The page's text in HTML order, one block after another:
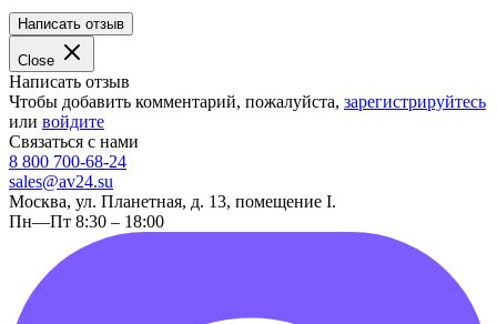
Написать отзыв
Close
Написать отзыв
Чтобы добавить комментарий, пожалуйста, зарегистрируйтесь
или войдите
Связаться с нами
8 800 700-68-24
sales@av24.su
Москва, ул. Планетная, д. 13, помещение I.
Пн—Пт 8:30 – 18:00